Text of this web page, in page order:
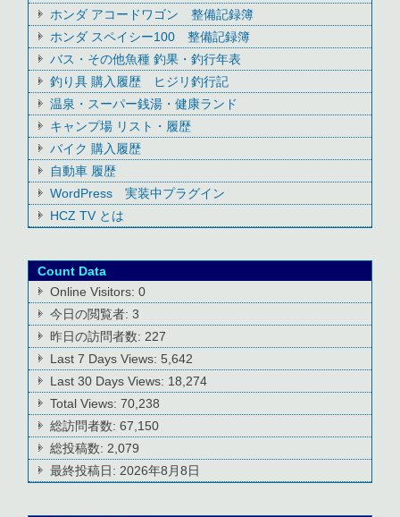
ホンダ アコードワゴン 整備記録簿
ホンダ スペイシー100 整備記録簿
バス・その他魚種 釣果・釣行年表
釣り具 購入履歴 ヒジリ釣行記
温泉・スーパー銭湯・健康ランド
キャンプ場 リスト・履歴
バイク 購入履歴
自動車 履歴
WordPress 実装中プラグイン
HCZ TV とは
Count Data
Online Visitors:0
今日の閲覧者:3
昨日の訪問者数: 227
Last 7 Days Views: 5,642
Last 30 Days Views: 18,274
Total Views:70,238
総訪問者数:67,150
総投稿数: 2,079
最終投稿日: 2026年8月8日